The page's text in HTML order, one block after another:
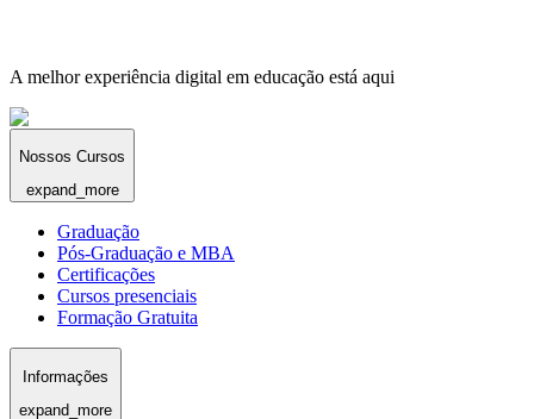
A melhor experiência digital em educação está aqui
Nossos Cursos
expand_more
Graduação
Pós-Graduação e MBA
Certificações
Cursos presenciais
Formação Gratuita
Informações
expand_more